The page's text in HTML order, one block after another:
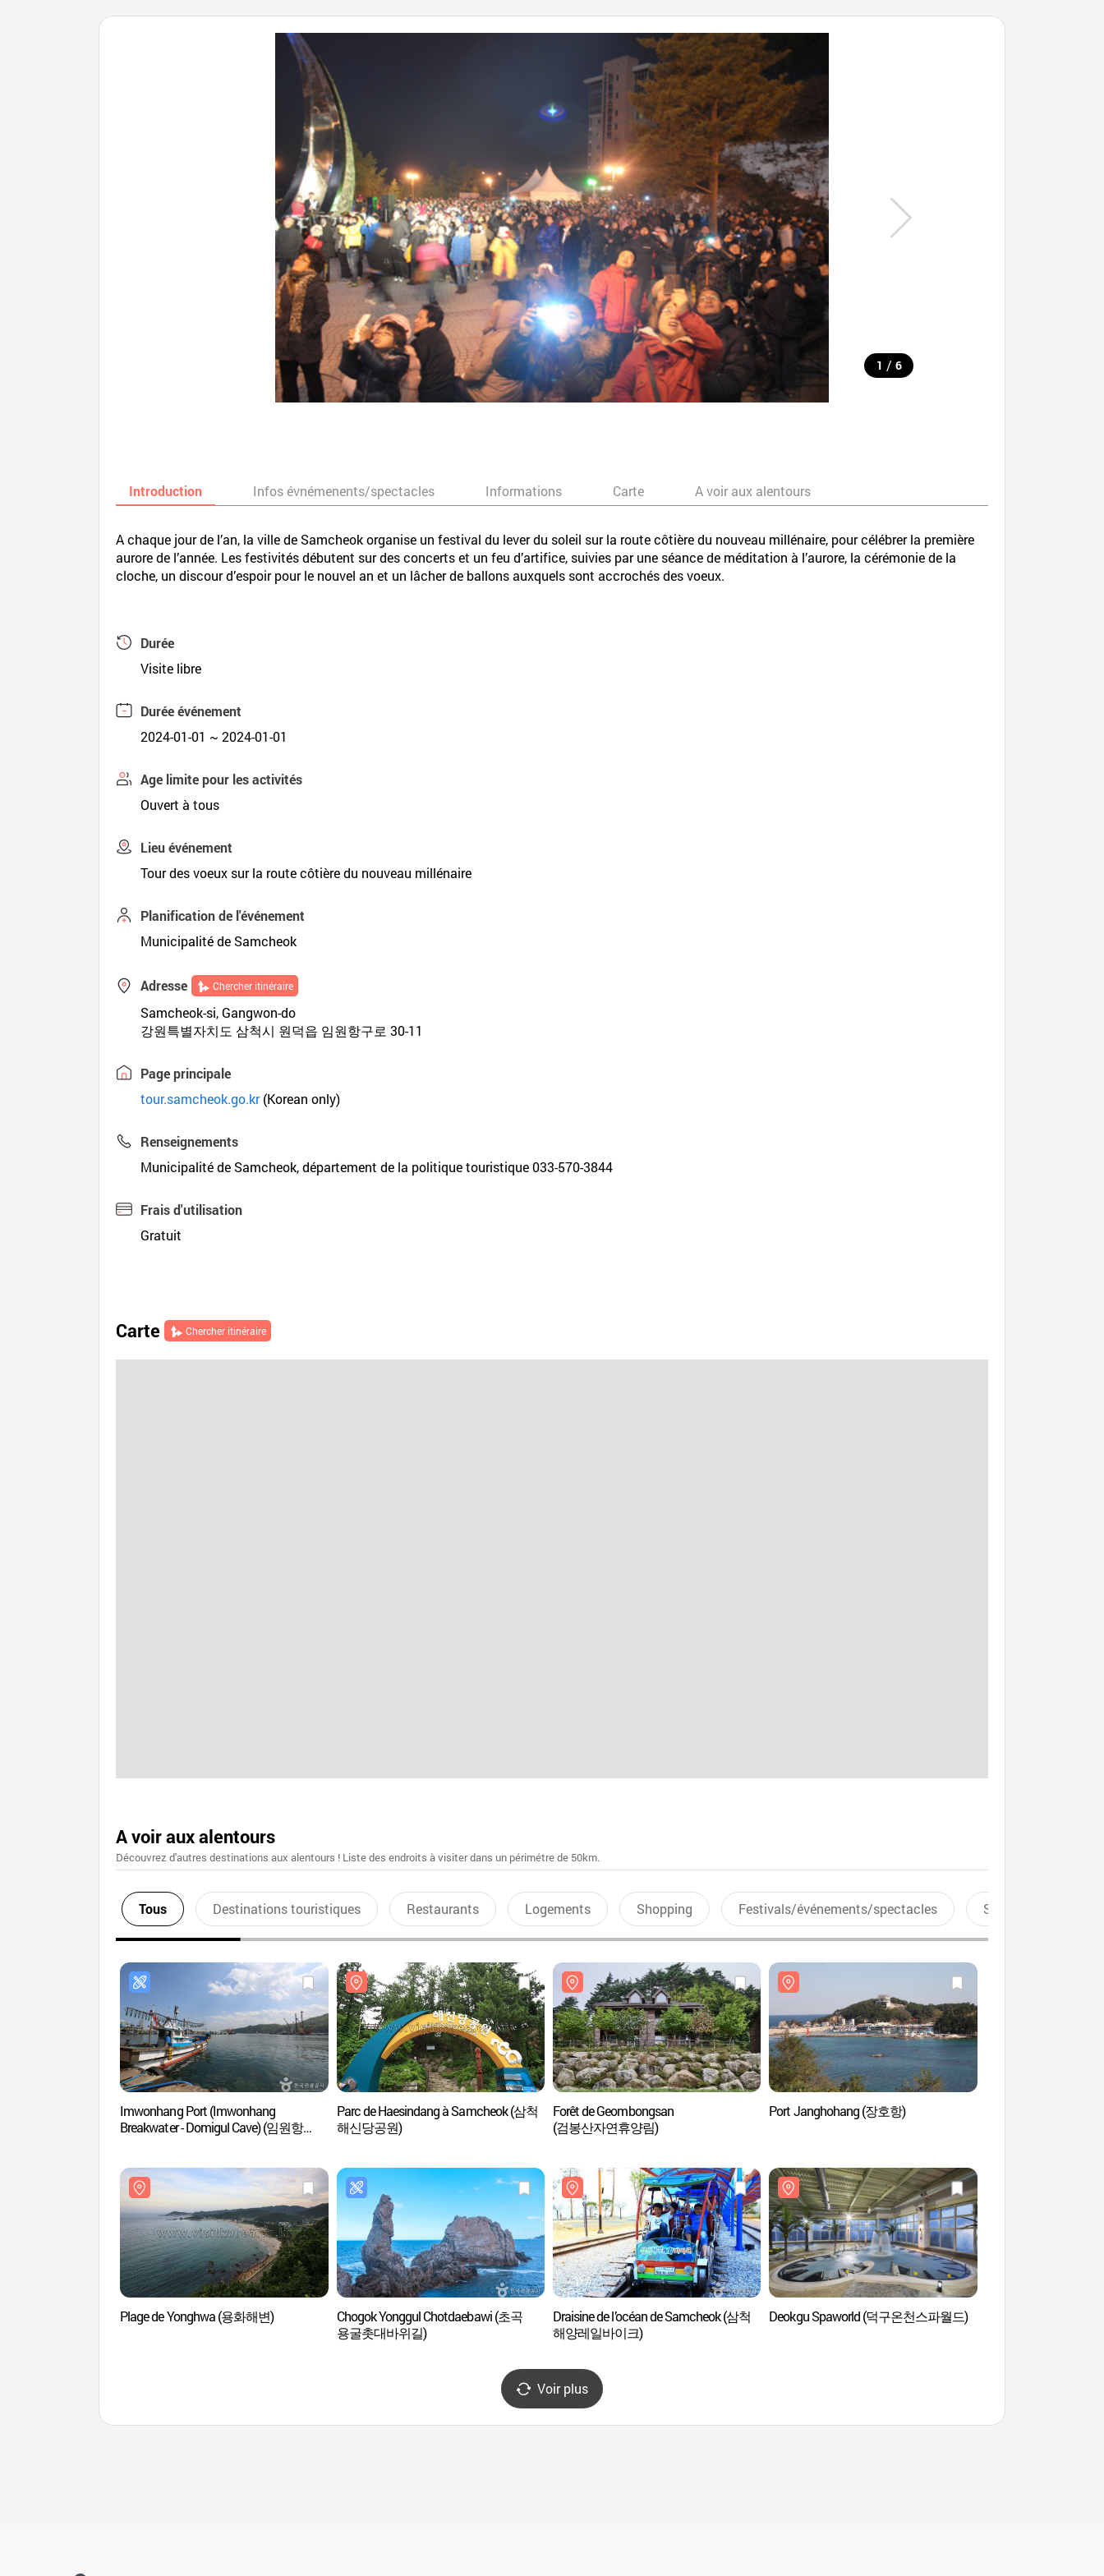
1 / 6
Introduction Infos évnémenents/spectacles Informations Carte A voir aux alentours
A chaque jour de l’an, la ville de Samcheok organise un festival du lever du soleil sur la route côtière du nouveau millénaire, pour célébrer la première
aurore de l’année. Les festivités débutent sur des concerts et un feu d’artifice, suivies par une séance de méditation à l’aurore, la cérémonie de la
cloche, un discour d’espoir pour le nouvel an et un lâcher de ballons auxquels sont accrochés des voeux.
Durée
Visite libre
Durée événement
2024-01-01 ~ 2024-01-01
Age limite pour les activités
Ouvert à tous
Lieu événement
Tour des voeux sur la route côtière du nouveau millénaire
Planification de l'événement
Municipalité de Samcheok
Adresse Chercher itinéraire
Samcheok-si, Gangwon-do
강원특별자치도 삼척시 원덕읍 임원항구로 30-11
Page principale
tour.samcheok.go.kr(Korean only)
Renseignements
Municipalité de Samcheok, département de la politique touristique 033-570-3844
Frais d'utilisation
Gratuit
Carte Chercher itinéraire
A voir aux alentours
Découvrez d'autres destinations aux alentours ! Liste des endroits à visiter dans un périmétre de 50km.
Tous Destinations touristiques Restaurants Logements Shopping Festivals/événements/spectacles Sports aquatiques
Imwonhang Port (Imwonhang
Breakwater - Domigul Cave) (임원항
Parc de Haesindang à Samcheok (삼척
해신당공원)
Forêt de Geombongsan
(검봉산자연휴양림)
Port Janghohang (장호항)
Plage de Yonghwa (용화해변)
Chogok Yonggul Chotdaebawi (초곡
용굴촛대바위길)
Draisine de l’océan de Samcheok (삼척
해양레일바이크)
Deokgu Spaworld (덕구온천스파월드)
Voir plus